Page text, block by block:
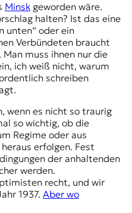
Minskgeworden wäre.
halten? Ist das eine
unten“ oder ein
Verbündeten braucht
muss ihnen nur die
ich weiß nicht, warum
schreiben
wenn es nicht so traurig
so wichtig, ob die
Regime oder aus
erfolgen. Fest
der anhaltenden
werden.
recht, und wir
1937. Aber wo